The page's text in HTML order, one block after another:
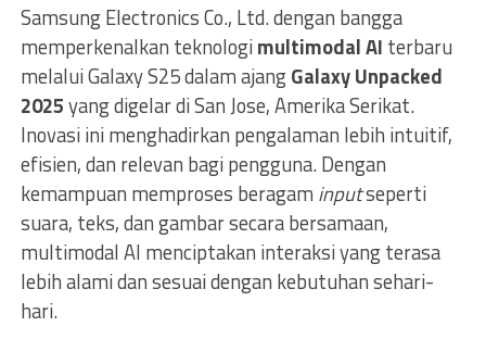
Samsung Electronics Co., Ltd. dengan bangga
memperkenalkan teknologimultimodal AI terbaru
melalui Galaxy S25 dalam ajangGalaxy Unpacked
2025yang digelar di San Jose, Amerika Serikat.
Inovasi ini menghadirkan pengalaman lebih intuitif,
efisien, dan relevan bagi pengguna. Dengan
kemampuan memproses beragam inputseperti
suara, teks, dan gambar secara bersamaan,
multimodal AI menciptakan interaksi yang terasa
lebih alami dan sesuai dengan kebutuhan sehari-
hari.